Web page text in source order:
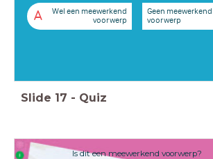
A
Wel een meewerkend
voorwerp
Geen meewerkend
voorwerp
Slide 17 - Quiz
Is dit een meewerkend voorwerp?